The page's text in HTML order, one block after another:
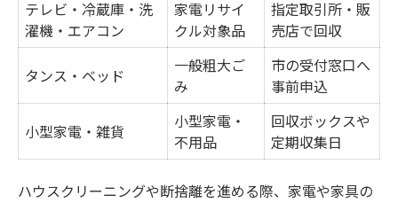
テレビ・冷蔵庫・洗
濯機・エアコン
家電リサイ
クル対象品
指定取引所・販
売店で回収
タンス・ベッド
一般粗大ご
み
市の受付窓口へ
事前申込
小型家電・雑貨
小型家電・
不用品
回収ボックスや
定期収集日
ハウスクリーニングや断捨離を進める際、家電や家具の